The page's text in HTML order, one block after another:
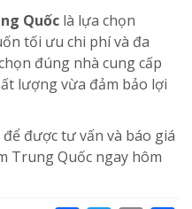
Quốc là lựa chọn
tối ưu chi phí và đa
đúng nhà cung cấp
lượng vừa đảm bảo lợi
để được tư vấn và báo giá
Trung Quốc ngay hôm